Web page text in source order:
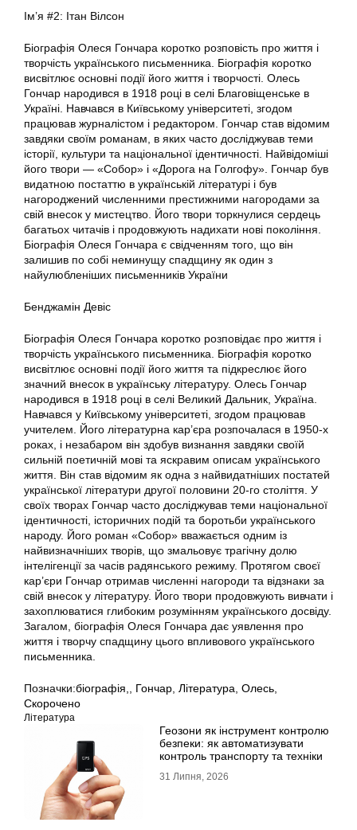
Ім’я #2: Ітан Вілсон
Біографія Олеся Гончара коротко розповість про життя і
творчість українського письменника. Біографія коротко
висвітлює основні події його життя і творчості. Олесь
Гончар народився в 1918 році в селі Благовіщенське в
Україні. Навчався в Київському університеті, згодом
працював журналістом і редактором. Гончар став відомим
завдяки своїм романам, в яких часто досліджував теми
історії, культури та національної ідентичності. Найвідоміші
його твори — «Собор» і «Дорога на Голгофу». Гончар був
видатною постаттю в українській літературі і був
нагороджений численними престижними нагородами за
свій внесок у мистецтво. Його твори торкнулися сердець
багатьох читачів і продовжують надихати нові покоління.
Біографія Олеся Гончара є свідченням того, що він
залишив по собі неминущу спадщину як один з
найулюбленіших письменників України
Бенджамін Девіс
Біографія Олеся Гончара коротко розповідає про життя і
творчість українського письменника. Біографія коротко
висвітлює основні події його життя та підкреслює його
значний внесок в українську літературу. Олесь Гончар
народився в 1918 році в селі Великий Дальник, Україна.
Навчався у Київському університеті, згодом працював
учителем. Його літературна кар’єра розпочалася в 1950-х
роках, і незабаром він здобув визнання завдяки своїй
сильній поетичній мові та яскравим описам українського
життя. Він став відомим як одна з найвидатніших постатей
української літератури другої половини 20-го століття. У
своїх творах Гончар часто досліджував теми національної
ідентичності, історичних подій та боротьби українського
народу. Його роман «Собор» вважається одним із
найвизначніших творів, що змальовує трагічну долю
інтелігенції за часів радянського режиму. Протягом своєї
кар’єри Гончар отримав численні нагороди та відзнаки за
свій внесок у літературу. Його твори продовжують вивчати і
захоплюватися глибоким розумінням українського досвіду.
Загалом, біографія Олеся Гончара дає уявлення про
життя і творчу спадщину цього впливового українського
письменника.
Позначки:біографія,, Гончар, Література, Олесь,
Скорочено
Література
Геозони як інструмент контролю
безпеки: як автоматизувати
контроль транспорту та техніки
31 Липня, 2026